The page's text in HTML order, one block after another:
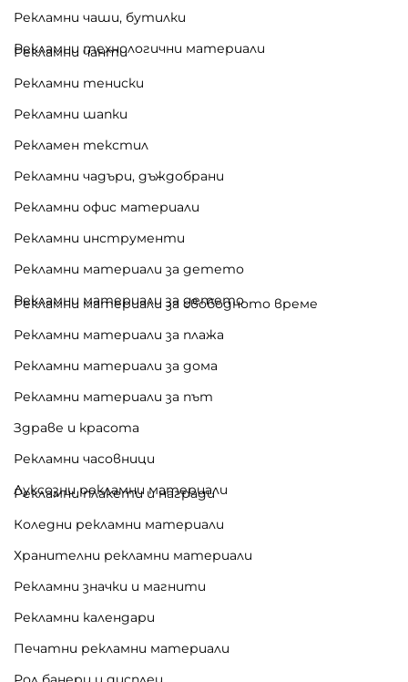
Рекламни чаши, бутилки
Рекламни технологични материали
Рекламни чанти
Рекламни тениски
Рекламни шапки
Рекламен текстил
Рекламни чадъри, дъждобрани
Рекламни офис материали
Рекламни инструменти
Рекламни материали за детето
Рекламни материали за детето
Рекламни материали за свободното време
Рекламни материали за плажа
Рекламни материали за дома
Рекламни материали за път
Здраве и красота
Рекламни часовници
Луксозни рекламни материали
Рекламни плакети и награди
Коледни рекламни материали
Хранителни рекламни материали
Рекламни значки и магнити
Рекламни календари
Печатни рекламни материали